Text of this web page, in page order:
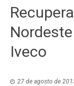
Iveco
27 de agosto de